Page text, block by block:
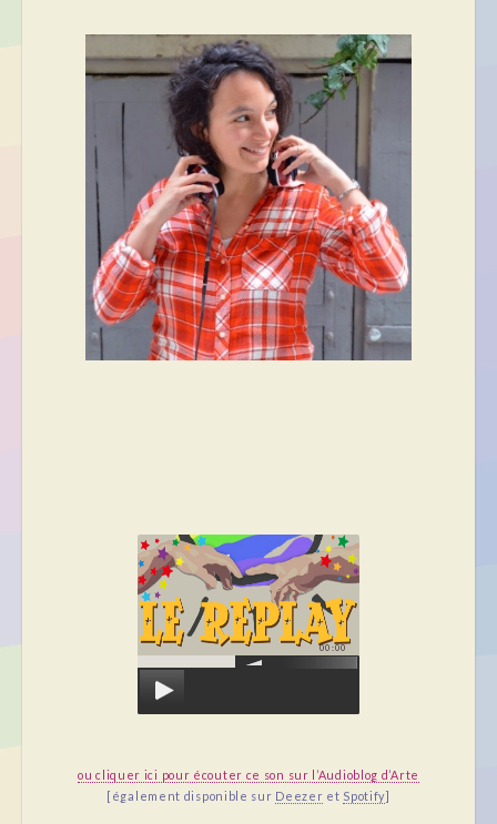
00:00
ou cliquer ici pour écouter ce son sur l’Audioblog d’Arte
[également disponible sur Deezer et Spotify]